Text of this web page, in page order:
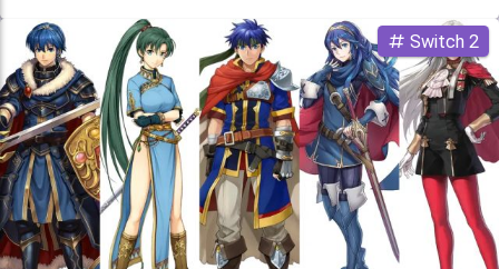
Switch 2